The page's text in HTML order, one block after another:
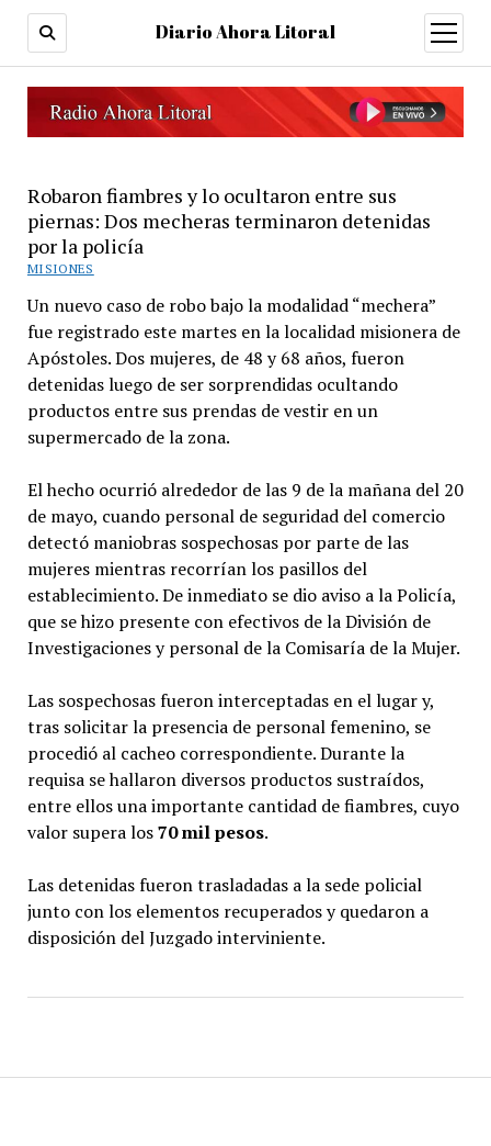
Diario Ahora Litoral
open
menu
Robaron fiambres y lo ocultaron entre sus
piernas: Dos mecheras terminaron detenidas
por la policía
MISIONES
Un nuevo caso de robo bajo la modalidad “mechera”
fue registrado este martes en la localidad misionera de
Apóstoles. Dos mujeres, de 48 y 68 años, fueron
detenidas luego de ser sorprendidas ocultando
productos entre sus prendas de vestir en un
supermercado de la zona.
El hecho ocurrió alrededor de las 9 de la mañana del 20
de mayo, cuando personal de seguridad del comercio
detectó maniobras sospechosas por parte de las
mujeres mientras recorrían los pasillos del
establecimiento. De inmediato se dio aviso a la Policía,
que se hizo presente con efectivos de la División de
Investigaciones y personal de la Comisaría de la Mujer.
Las sospechosas fueron interceptadas en el lugar y,
tras solicitar la presencia de personal femenino, se
procedió al cacheo correspondiente. Durante la
requisa se hallaron diversos productos sustraídos,
entre ellos una importante cantidad de fiambres, cuyo
valor supera los70 mil pesos.
Las detenidas fueron trasladadas a la sede policial
junto con los elementos recuperados y quedaron a
disposición del Juzgado interviniente.